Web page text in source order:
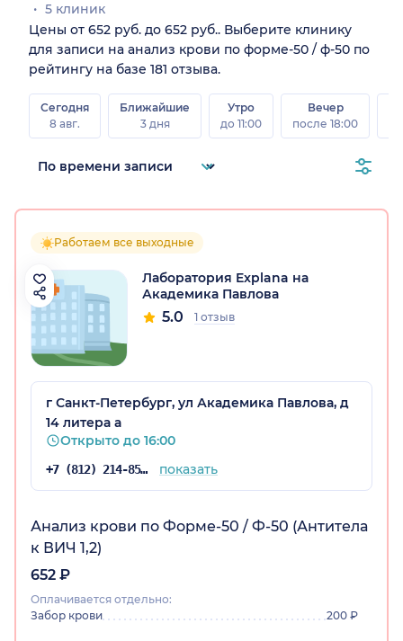
5 клиник
Цены от 652 руб. до 652 руб.. Выберите клинику
для записи на анализ крови по форме-50 / ф-50 по
рейтингу на базе 181 отзыва.
Сегодня
8 авг.
Ближайшие
3 дня
Утро
до 11:00
Вечер
после 18:00
Работаем все выходные
Лаборатория Explana на
Академика Павлова
5.0 1 отзыв
г Санкт-Петербург, ул Академика Павлова, д
14 литера а
Открыто до 16:00
+7 (812) 214-85-23 показать
Анализ крови по Форме-50 / Ф-50 (Антитела
к ВИЧ 1,2)
652 ₽
Оплачивается отдельно:
Забор крови
200 ₽